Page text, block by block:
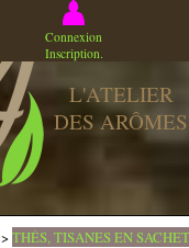
Connexion
Inscription.
L'ATELIER
DES ARÔMES
>THÉS, TISANES EN